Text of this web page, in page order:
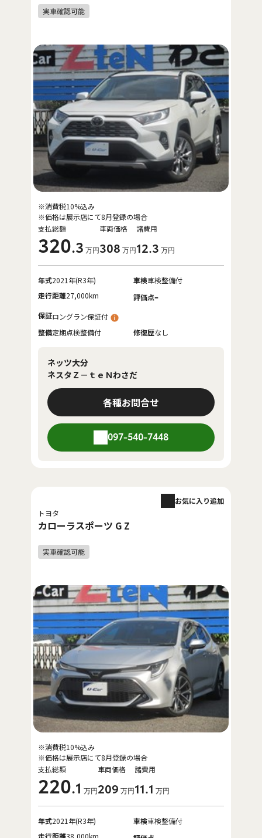
支払総額
320.3 万円
車両価格
308 万円
諸費用
12.3 万円
※消費税10%込み
※価格は展示店にて8月登録の場合
年式2021年(R3年) 車検車検整備付
走行距離27,000km 評価点-
保証ロングラン保証付
整備定期点検整備付 修復歴なし
ネッツ大分
ネスタＺ－ｔｅＮわさだ
各種お問合せ
097-540-7448
トヨタ
カローラスポーツ G Z
お気に入り追加
支払総額
220.1 万円
車両価格
209 万円
諸費用
11.1 万円
※消費税10%込み
※価格は展示店にて8月登録の場合
年式2021年(R3年) 車検車検整備付